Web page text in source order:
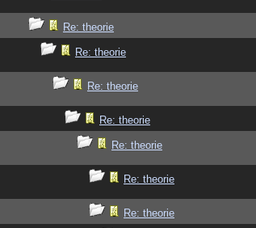
Re: theorie
Re: theorie
Re: theorie
Re: theorie
Re: theorie
Re: theorie
Re: theorie